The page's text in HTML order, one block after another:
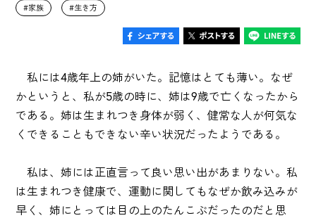
家族 生き方
私には4歳年上の姉がいた。記憶はとても薄い。なぜ
かというと、私が5歳の時に、姉は9歳で亡くなったから
である。姉は生まれつき身体が弱く、健常な人が何気な
くできることもできない辛い状況だったようである。
私は、姉には正直言って良い思い出があまりない。私
は生まれつき健康で、運動に関してもなぜか飲み込みが
早く、姉にとっては目の上のたんこぶだったのだと思